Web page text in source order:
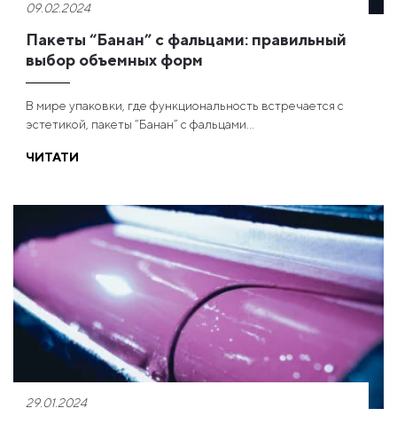
09.02.2024
Пакеты “Банан” с фальцами: правильный
выбор объемных форм
В мире упаковки, где функциональность встречается с
эстетикой, пакеты “Банан” с фальцами...
ЧИТАТИ
29.01.2024